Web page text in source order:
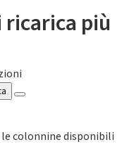
più
colonnine disponibili